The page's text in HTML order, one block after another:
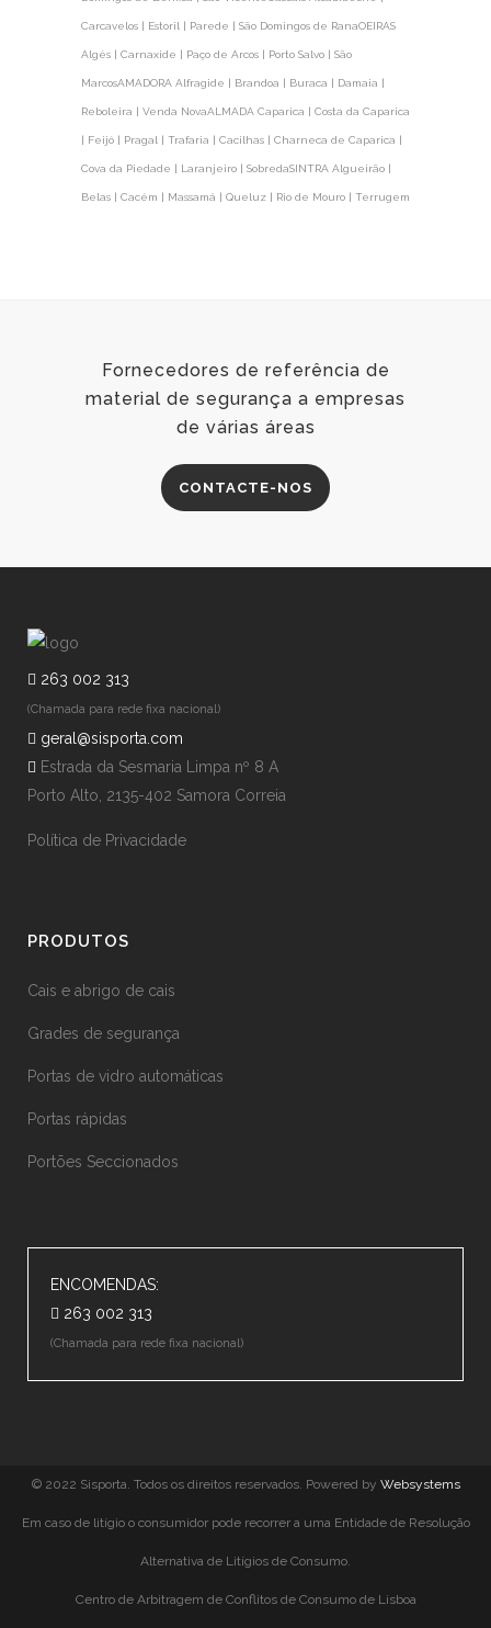
Carcavelos | Estoril | Parede | São Domingos de RanaOEIRAS
Algés | Carnaxide | Paço de Arcos | Porto Salvo | São
MarcosAMADORA Alfragide | Brandoa | Buraca | Damaia |
Reboleira | Venda NovaALMADA Caparica | Costa da Caparica
| Feijó | Pragal | Trafaria | Cacilhas | Charneca de Caparica |
Cova da Piedade | Laranjeiro | SobredaSINTRA Algueirão |
Belas | Cacém | Massamá | Queluz | Rio de Mouro | Terrugem
Fornecedores de referência de
material de segurança a empresas
de várias áreas
CONTACTE-NOS
263 002 313
(Chamada para rede fixa nacional)
geral@sisporta.com
Estrada da Sesmaria Limpa nº 8 A
Porto Alto, 2135-402 Samora Correia
Política de Privacidade
PRODUTOS
Cais e abrigo de cais
Grades de segurança
Portas de vidro automáticas
Portas rápidas
Portões Seccionados
ENCOMENDAS:
263 002 313
(Chamada para rede fixa nacional)
© 2022 Sisporta. Todos os direitos reservados. Powered by Websystems
Em caso de litígio o consumidor pode recorrer a uma Entidade de Resolução
Alternativa de Litígios de Consumo.
Centro de Arbitragem de Conflitos de Consumo de Lisboa